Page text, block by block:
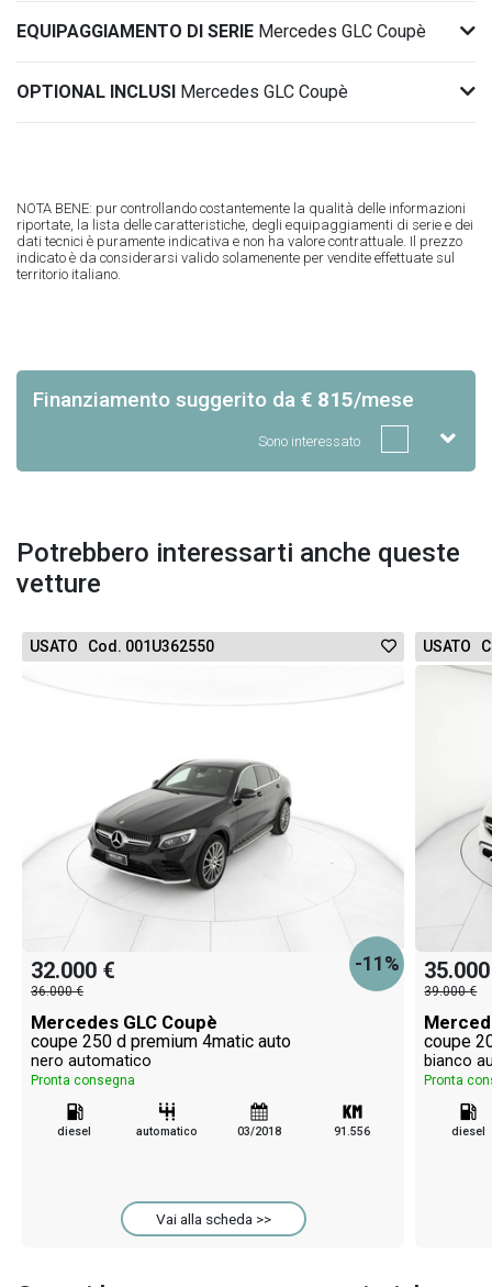
EQUIPAGGIAMENTO DI SERIE Mercedes GLC Coupè
OPTIONAL INCLUSI Mercedes GLC Coupè
NOTA BENE: pur controllando costantemente la qualità delle informazioni
riportate, la lista delle caratteristiche, degli equipaggiamenti di serie e dei
dati tecnici è puramente indicativa e non ha valore contrattuale. Il prezzo
indicato è da considerarsi valido solamenente per vendite effettuate sul
territorio italiano.
Finanziamento suggerito da € 815/mese
Sono interessato
Potrebbero interessarti anche queste
vetture
USATO Cod. 001U362550
-11%
32.000 €
36.000 €
Mercedes GLC Coupè
coupe 250 d premium 4matic auto
nero automatico
Pronta consegna
diesel automatico 03/2018 91.556
Vai alla scheda >>
USATO
39.000 €
coupe
bianco
Pronta
diesel